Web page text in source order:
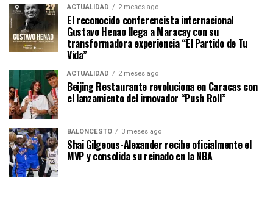
ACTUALIDAD 2 meses ago
El reconocido conferencista internacional
Gustavo Henao llega a Maracay con su
transformadora experiencia “El Partido de Tu
Vida”
ACTUALIDAD 2 meses ago
Beijing Restaurante revoluciona en Caracas con
el lanzamiento del innovador “Push Roll”
BALONCESTO 3 meses ago
Shai Gilgeous-Alexander recibe oficialmente el
MVP y consolida su reinado en la NBA